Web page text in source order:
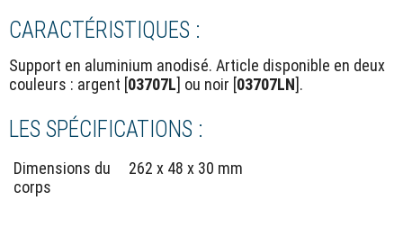
CARACTÉRISTIQUES :
Support en aluminium anodisé. Article disponible en deux
couleurs : argent [03707L] ou noir [03707LN].
LES SPÉCIFICATIONS :
Dimensions du
corps
262 x 48 x 30 mm